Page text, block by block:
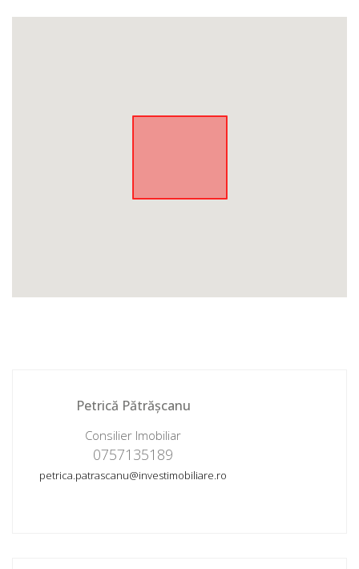
Petrică Pătrășcanu
Consilier Imobiliar
0757135189
petrica.patrascanu@investimobiliare.ro